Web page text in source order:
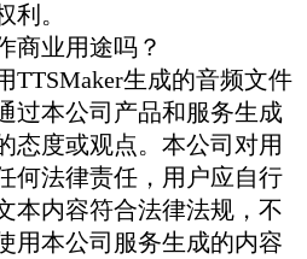
利。
商业用途吗？
TTSMaker生成的音频文件
过本公司产品和服务生成
态度或观点。本公司对用
何法律责任，用户应自行
本内容符合法律法规，不
用本公司服务生成的内容